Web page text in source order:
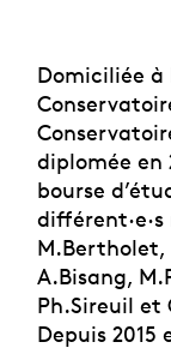
Domiciliée à
diplomée en
bourse
M.Bertholet,
A.Bisang,
Ph.Sireuil et
Depuis